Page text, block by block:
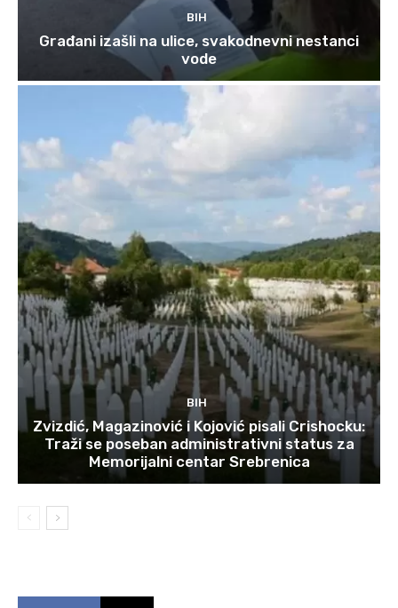
BIH
Građani izašli na ulice, svakodnevni nestanci
vode
BIH
Zvizdić, Magazinović i Kojović pisali Crishocku:
Traži se poseban administrativni status za
Memorijalni centar Srebrenica